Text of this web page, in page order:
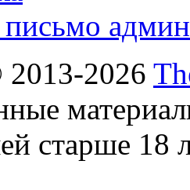
2026
старше 18